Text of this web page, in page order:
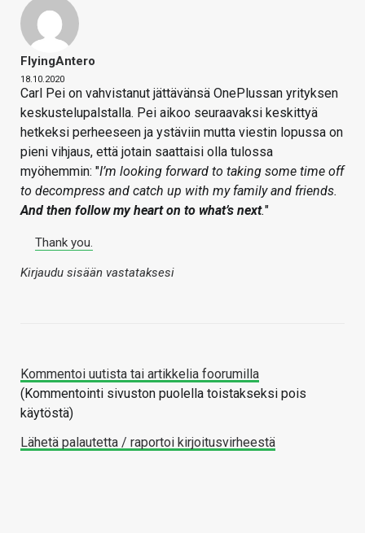
FlyingAntero
18.10.2020
Carl Pei on vahvistanut jättävänsä OnePlussan yrityksen
keskustelupalstalla. Pei aikoo seuraavaksi keskittyä
hetkeksi perheeseen ja ystäviin mutta viestin lopussa on
pieni vihjaus, että jotain saattaisi olla tulossa
myöhemmin: "I’m looking forward to taking some time off
to decompress and catch up with my family and friends.
And then follow my heart on to what’s next."
Thank you.
Kirjaudu sisään vastataksesi
Kommentoi uutista tai artikkelia foorumilla
(Kommentointi sivuston puolella toistakseksi pois
käytöstä)
Lähetä palautetta / raportoi kirjoitusvirheestä